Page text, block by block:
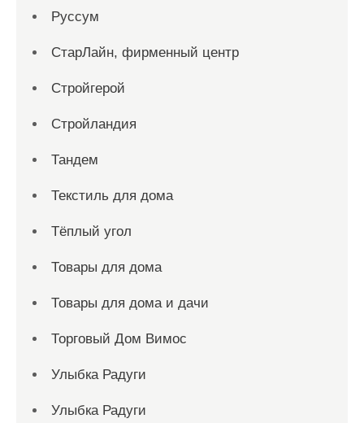
Руссум
СтарЛайн, фирменный центр
Стройгерой
Стройландия
Тандем
Текстиль для дома
Тёплый угол
Товары для дома
Товары для дома и дачи
Торговый Дом Вимос
Улыбка Радуги
Улыбка Радуги